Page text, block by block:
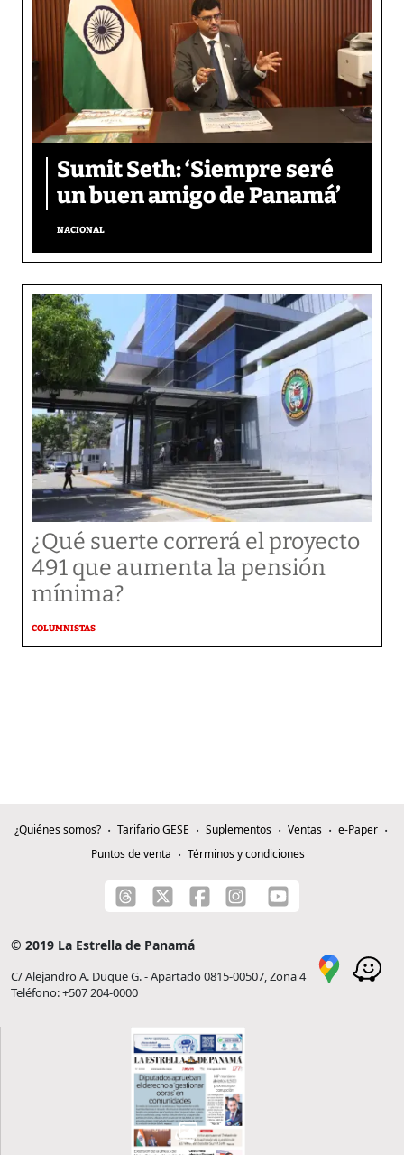
Sumit Seth: ‘Siempre seré
un buen amigo de Panamá’
NACIONAL
¿Qué suerte correrá el proyecto
491 que aumenta la pensión
mínima?
COLUMNISTAS
¿Quiénes somos? Tarifario GESE Suplementos Ventas
e-Paper
Puntos de venta
Términos y condiciones
© 2019 La Estrella de Panamá
C/ Alejandro A. Duque G. - Apartado 0815-00507, Zona 4
Teléfono: +507 204-0000